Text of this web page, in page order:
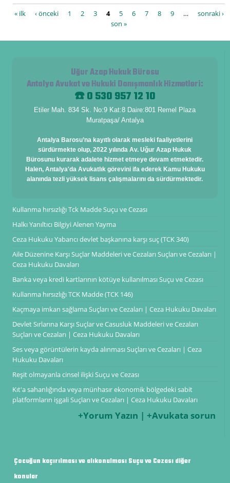
Sayfalar
« ilk ‹ önceki 1 2 3 4 5 6 7 8 9 …
sonraki ›
son »
Uğur Azap Hukuk Bürosu
Antalya Avukat ve Hukuki Danışmanlık Hizmetleri:
☎️ 0 530 957 12 10
Etiler Mah. 834 Sk. No:9 Kat:8 Daire:801 Remel Plaza
Muratpaşa/ Antalya
Antalya Barosu’na kayıtlı olarak mesleki faaliyetlerini
sürdürmekte olup, 2022 yılında Av. Uğur Azap Hukuk
Bürosunu kurarak adalete hizmet etmeye devam etmektedir.
Halen, Antalya'da Avukatlık görevini ifa ederek Kamu Hukuku
alanında tezli yüksek lisans çalışmalarını da sürdürmektedir.
Kullanma hırsızlığı Tck Madde Suçu ve Cezası
Halkı Yanıltıcı Bilgiyi Alenen Yayma
Ceza Hukuku Yabancı devlet başkanına karşı suç (TCK 340)
Aile Düzenine Karşı Suçlar Maddeleri ve Cezaları Suçları ve Cezaları |
Ceza Hukuku Davaları
Banka veya kredi kartlarının kötüye kullanılması Suçu ve Cezası
Kullanma hırsızlığı TCK Madde (TCK 146)
Kaçmaya imkan sağlama Suçları ve Cezaları | Ceza Hukuku Davaları
Devlet Sırlarına Karşı Suçlar ve Casusluk Maddeleri ve Cezaları
Suçları ve Cezaları | Ceza Hukuku Davaları
Ses veya görüntülerin kayda alınması Suçları ve Cezaları | Ceza
Hukuku Davaları
Reşit olmayanla cinsel ilişki Suçu ve Cezası
Kıt'a sahanlığında veya münhasır ekonomik bölgedeki sabit
platformların işgali Suçları ve Cezaları | Ceza Hukuku Davaları
+Yorum Yazın | +Avukata sorun
Çocuğun kaçırılması ve alıkonulması Suçu ve Cezası diğer
konular